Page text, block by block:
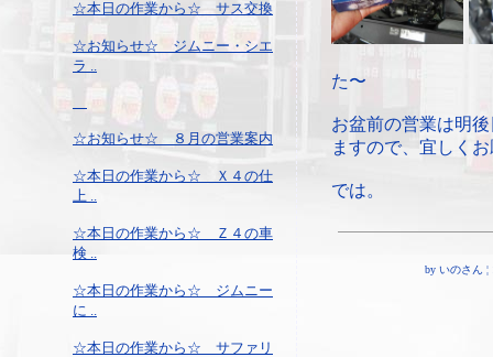
☆本日の作業から☆ サス交換
☆お知らせ☆ ジムニー・シエ
ラ ..
☆お知らせ☆ ８月の営業案内
☆本日の作業から☆ Ｘ４の仕
上 ..
☆本日の作業から☆ Ｚ４の車
検 ..
☆本日の作業から☆ ジムニー
に ..
☆本日の作業から☆ サファリ
た〜
お盆前の営業は明
ますので、宜しく
では。
by いのさん ¦